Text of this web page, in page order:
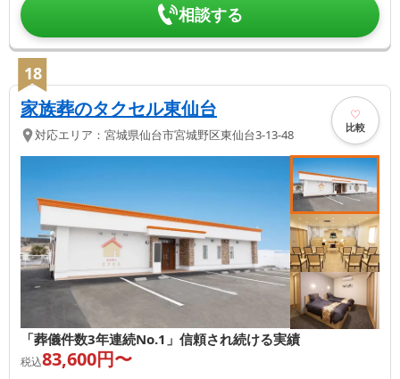
相談する
18
家族葬のタクセル東仙台
対応エリア： 宮城県仙台市宮城野区東仙台3-13-48 比較
「葬儀件数3年連続No.1」信頼され続ける実績
税込83,600円〜